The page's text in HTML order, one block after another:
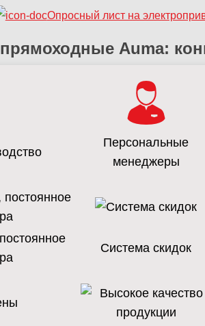
Опросный лист на
Auma:
Персональные
менеджеры
Система скидок